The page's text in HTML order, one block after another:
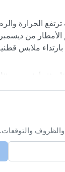
الأمطار من
بارتداء
كما أن
والتوقعات.